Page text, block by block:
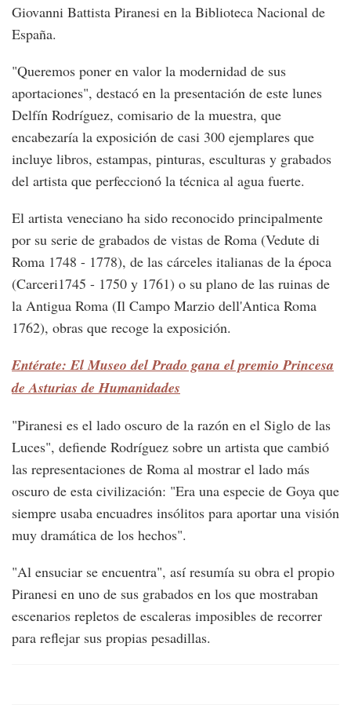
Giovanni Battista Piranesi en la Biblioteca Nacional de
España.
"Queremos poner en valor la modernidad de sus
aportaciones", destacó en la presentación de este lunes
Delfín Rodríguez, comisario de la muestra, que
encabezaría la exposición de casi 300 ejemplares que
incluye libros, estampas, pinturas, esculturas y grabados
del artista que perfeccionó la técnica al agua fuerte.
El artista veneciano ha sido reconocido principalmente
por su serie de grabados de vistas de Roma (Vedute di
Roma 1748 - 1778), de las cárceles italianas de la época
(Carceri1745 - 1750 y 1761) o su plano de las ruinas de
la Antigua Roma (Il Campo Marzio dell'Antica Roma
1762), obras que recoge la exposición.
Entérate: El Museo del Prado gana el premio Princesa
de Asturias de Humanidades
"Piranesi es el lado oscuro de la razón en el Siglo de las
Luces", defiende Rodríguez sobre un artista que cambió
las representaciones de Roma al mostrar el lado más
oscuro de esta civilización: "Era una especie de Goya que
siempre usaba encuadres insólitos para aportar una visión
muy dramática de los hechos".
"Al ensuciar se encuentra", así resumía su obra el propio
Piranesi en uno de sus grabados en los que mostraban
escenarios repletos de escaleras imposibles de recorrer
para reflejar sus propias pesadillas.